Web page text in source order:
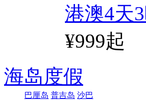
港澳4天
¥999起
海岛度假
巴厘岛 普吉岛 沙巴